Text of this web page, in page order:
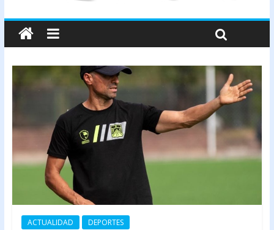
ACTUALIDAD DEPORTES